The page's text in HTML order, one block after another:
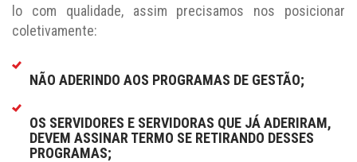
lo com qualidade, assim precisamos nos posicionar
coletivamente:
NÃO ADERINDO AOS PROGRAMAS DE GESTÃO;
OS SERVIDORES E SERVIDORAS QUE JÁ ADERIRAM,
DEVEM ASSINAR TERMO SE RETIRANDO DESSES
PROGRAMAS;